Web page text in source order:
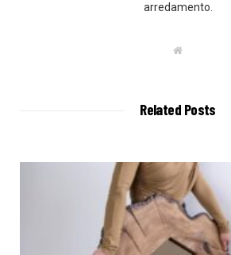
arredamento.
W
Related Posts